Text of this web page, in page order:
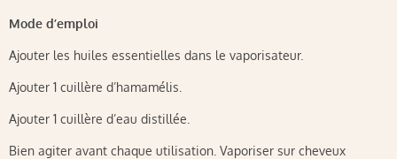
Mode d’emploi
Ajouter les huiles essentielles dans le vaporisateur.
Ajouter 1 cuillère d’hamamélis.
Ajouter 1 cuillère d’eau distillée.
Bien agiter avant chaque utilisation. Vaporiser sur cheveux